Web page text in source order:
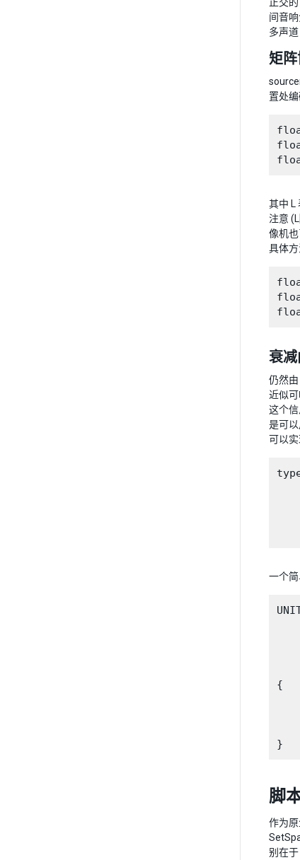
间音
多声
矩
置处
其中 L
注意
像机
具体
衰
仍然
近似
这个
是可
可以实
一个
{
脚
作为
别在